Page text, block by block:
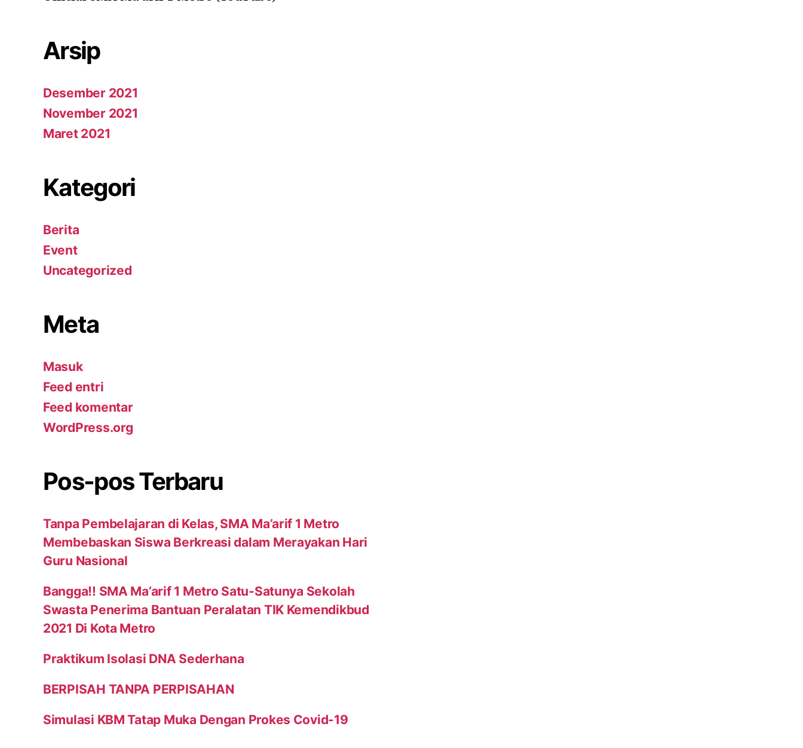
Arsip
Desember 2021
November 2021
Maret 2021
Kategori
Berita
Event
Uncategorized
Meta
Masuk
Feed entri
Feed komentar
WordPress.org
Pos-pos Terbaru
Tanpa Pembelajaran di Kelas, SMA Ma’arif 1 Metro
Membebaskan Siswa Berkreasi dalam Merayakan Hari
Guru Nasional
Bangga!! SMA Ma’arif 1 Metro Satu-Satunya Sekolah
Swasta Penerima Bantuan Peralatan TIK Kemendikbud
2021 Di Kota Metro
Praktikum Isolasi DNA Sederhana
BERPISAH TANPA PERPISAHAN
Simulasi KBM Tatap Muka Dengan Prokes Covid-19